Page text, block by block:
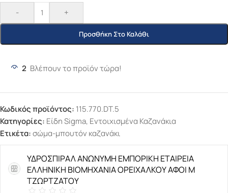
- +
Προσθήκη Στο Καλάθι
2 Βλέπουν το προϊόν τώρα!
Κωδικός προϊόντος: 115.770.DT.5
Κατηγορίες: Είδη Sigma, Εντοιχισμένα Καζανάκια
Ετικέτα:σώμα-μπουτόν καζανάκι
ΥΔΡΟΣΠΙΡΑΛ ΑΝΩΝΥΜΗ ΕΜΠΟΡΙΚΗ ΕΤΑΙΡΕΙΑ
ΕΛΛΗΝΙΚΗ ΒΙΟΜΗΧΑΝΙΑ ΟΡΕΙΧΑΛΚΟΥ ΑΦΟΙ Μ
ΤΖΩΡΤΖΑΤΟΥ